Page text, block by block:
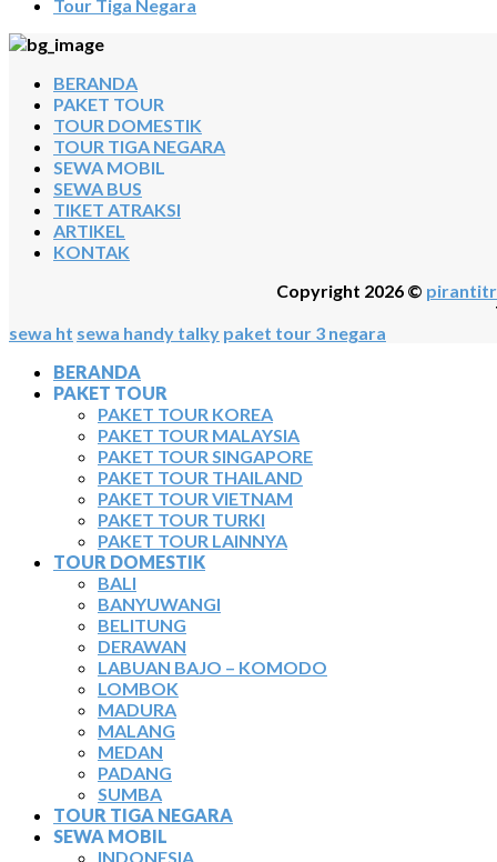
Tour Tiga Negara
BERANDA
PAKET TOUR
TOUR DOMESTIK
TOUR TIGA NEGARA
SEWA MOBIL
SEWA BUS
TIKET ATRAKSI
ARTIKEL
KONTAK
Copyright 2026 ©
sewa ht sewa handy talky paket tour 3 negara
BERANDA
PAKET TOUR
PAKET TOUR KOREA
PAKET TOUR MALAYSIA
PAKET TOUR SINGAPORE
PAKET TOUR THAILAND
PAKET TOUR VIETNAM
PAKET TOUR TURKI
PAKET TOUR LAINNYA
TOUR DOMESTIK
BALI
BANYUWANGI
BELITUNG
DERAWAN
LABUAN BAJO – KOMODO
LOMBOK
MADURA
MALANG
MEDAN
PADANG
SUMBA
TOUR TIGA NEGARA
SEWA MOBIL
INDONESIA